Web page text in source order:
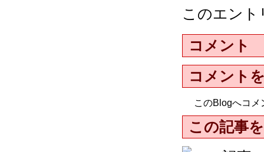
このエン
コメント
コメント
このBlogへコ
この記事